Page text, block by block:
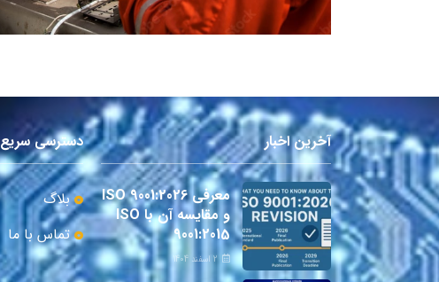
آخرین اخبار
معرفی ISO 9001:2026
و مقایسه آن با ISO
9001:2015
2 اسفند 1404
دسترسی سریع
بلاگ
تماس با ما